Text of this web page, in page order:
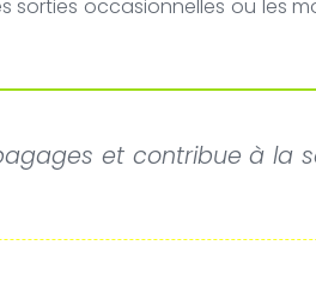
sorties occasionnelles ou les
et contribue à la